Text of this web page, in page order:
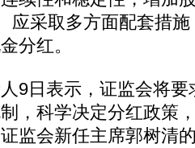
应采取多方面配套措
分红。
日表示，证监会将要
，科学决定分红政策
监会新任主席郭树清